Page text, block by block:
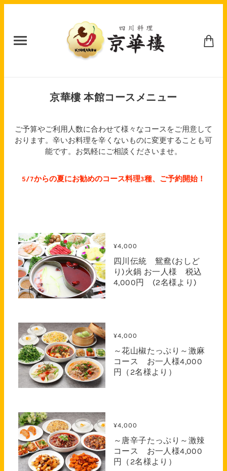
京華樓 本館コースメニュー
ご予算やご利用人数に合わせて様々なコースをご用意して
おります。辛いお料理を辛くないものに変更することも可
能です。お気軽にご相談くださいませ。
5/7からの夏にお勧めのコース料理3種、ご予約開始！
¥4,000
四川伝統 鴛鴦(おしど
り)火鍋 お一人様 税込
4,000円 (2名様より)
¥4,000
～花山椒たっぷり～激麻
コース お一人様4,000
円（2名様より）
¥4,000
～唐辛子たっぷり～激辣
コース お一人様4,000
円（2名様より）